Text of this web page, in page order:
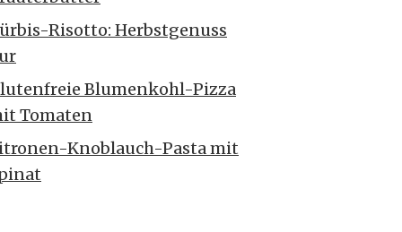
Risotto: Herbstgenuss
Blumenkohl-Pizza
Tomaten
Knoblauch-Pasta mit